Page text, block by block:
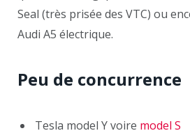
Seal (très prisée des VTC) ou
Audi A5 électrique.
Peu de concurrence
Tesla model Y voire model S